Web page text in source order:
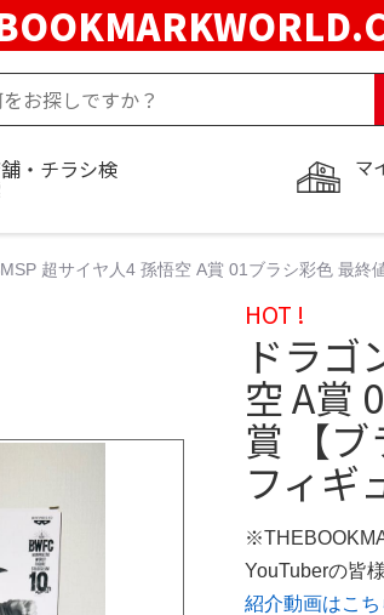
マ
・チラシ検
超サイヤ人4 孫悟空 A賞 01ブラシ彩色 最
HOT !
ドラゴ
空 A賞
賞 【
フィギ
YouTuberの皆
紹介動画はこち